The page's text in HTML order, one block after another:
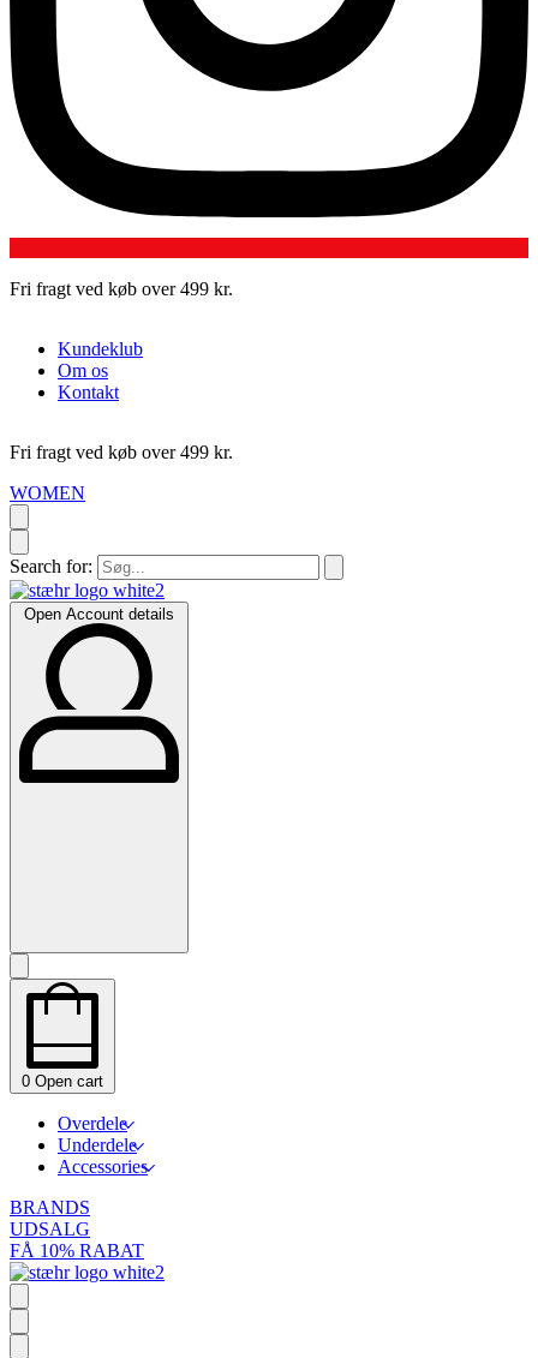
Fri fragt ved køb over 499 kr.
Kundeklub
Om os
Kontakt
Fri fragt ved køb over 499 kr.
WOMEN
Search for:
Open Account details
0 Open cart
Overdele
Underdele
Accessories
BRANDS
UDSALG
FÅ 10% RABAT